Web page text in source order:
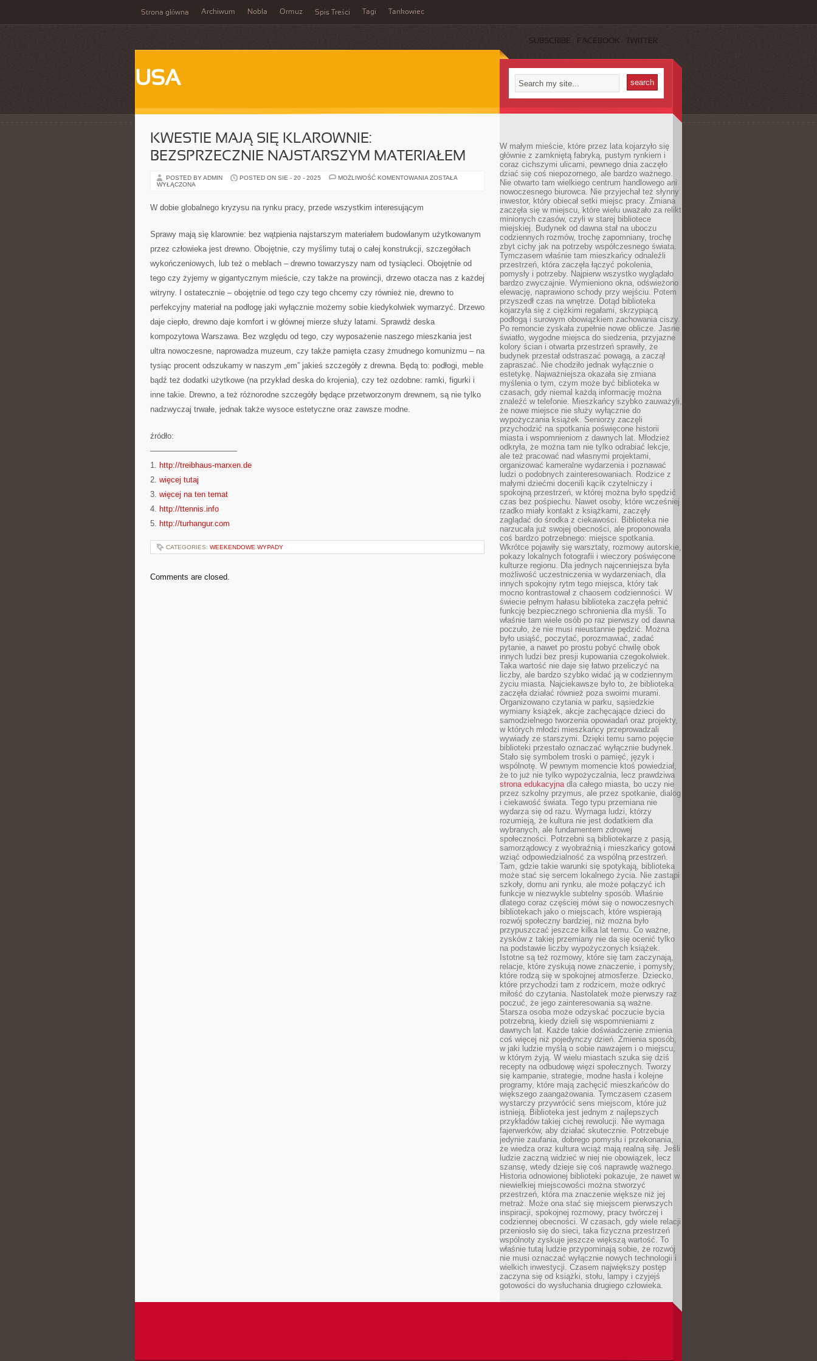
Strona główna Archiwum Nobla Ormuz Spis Treści Tagi Tankowiec
SUBSCRIBE FACEBOOK TWITTER
USA
KWESTIE MAJĄ SIĘ KLAROWNIE:
BEZSPRZECZNIE NAJSTARSZYM MATERIAŁEM
POSTED BY ADMIN POSTED ON SIE - 20 - 2025 MOŻLIWOŚĆ KOMENTOWANIA KWESTIE
ZOSTAŁA
WYŁĄCZONA
W dobie globalnego kryzysu na rynku pracy, przede wszystkim interesującym
Sprawy mają się klarownie: bez wątpienia najstarszym materiałem budowlanym użytkowanym
przez człowieka jest drewno. Obojętnie, czy myślimy tutaj o całej konstrukcji, szczegółach
wykończeniowych, lub też o meblach – drewno towarzyszy nam od tysiącleci. Obojętnie od
tego czy żyjemy w gigantycznym mieście, czy także na prowincji, drzewo otacza nas z każdej
witryny. I ostatecznie – obojętnie od tego czy tego chcemy czy również nie, drewno to
perfekcyjny materiał na podłogę jaki wyłącznie możemy sobie kiedykolwiek wymarzyć. Drzewo
daje ciepło, drewno daje komfort i w głównej mierze służy latami. Sprawdź deska
kompozytowa Warszawa. Bez względu od tego, czy wyposażenie naszego mieszkania jest
ultra nowoczesne, naprowadza muzeum, czy także pamięta czasy żmudnego komunizmu – na
tysiąc procent odszukamy w naszym „em” jakieś szczegóły z drewna. Będą to: podłogi, meble
bądź też dodatki użytkowe (na przykład deska do krojenia), czy też ozdobne: ramki, figurki i
inne takie. Drewno, a też różnorodne szczegóły będące przetworzonym drewnem, są nie tylko
nadzwyczaj trwałe, jednak także wysoce estetyczne oraz zawsze modne.
źródło:
———————————
1. http://treibhaus-marxen.de
2. więcej tutaj
3. więcej na ten temat
4. http://ttennis.info
5. http://turhangur.com
CATEGORIES: WEEKENDOWE WYPADY
Comments are closed.
W małym mieście, które przez lata kojarzyło się
głównie z zamkniętą fabryką, pustym rynkiem i
coraz cichszymi ulicami, pewnego dnia zaczęło
dziać się coś niepozornego, ale bardzo ważnego.
Nie otwarto tam wielkiego centrum handlowego ani
nowoczesnego biurowca. Nie przyjechał też słynny
inwestor, który obiecał setki miejsc pracy. Zmiana
zaczęła się w miejscu, które wielu uważało za relikt
minionych czasów, czyli w starej bibliotece
miejskiej. Budynek od dawna stał na uboczu
codziennych rozmów, trochę zapomniany, trochę
zbyt cichy jak na potrzeby współczesnego świata.
Tymczasem właśnie tam mieszkańcy odnaleźli
przestrzeń, która zaczęła łączyć pokolenia,
pomysły i potrzeby. Najpierw wszystko wyglądało
bardzo zwyczajnie. Wymieniono okna, odświeżono
elewację, naprawiono schody przy wejściu. Potem
przyszedł czas na wnętrze. Dotąd biblioteka
kojarzyła się z ciężkimi regałami, skrzypiącą
podłogą i surowym obowiązkiem zachowania ciszy.
Po remoncie zyskała zupełnie nowe oblicze. Jasne
światło, wygodne miejsca do siedzenia, przyjazne
kolory ścian i otwarta przestrzeń sprawiły, że
budynek przestał odstraszać powagą, a zaczął
zapraszać. Nie chodziło jednak wyłącznie o
estetykę. Najważniejsza okazała się zmiana
myślenia o tym, czym może być biblioteka w
czasach, gdy niemal każdą informację można
znaleźć w telefonie. Mieszkańcy szybko zauważyli,
że nowe miejsce nie służy wyłącznie do
wypożyczania książek. Seniorzy zaczęli
przychodzić na spotkania poświęcone historii
miasta i wspomnieniom z dawnych lat. Młodzież
odkryła, że można tam nie tylko odrabiać lekcje,
ale też pracować nad własnymi projektami,
organizować kameralne wydarzenia i poznawać
ludzi o podobnych zainteresowaniach. Rodzice z
małymi dziećmi docenili kącik czytelniczy i
spokojną przestrzeń, w której można było spędzić
czas bez pośpiechu. Nawet osoby, które wcześniej
rzadko miały kontakt z książkami, zaczęły
zaglądać do środka z ciekawości. Biblioteka nie
narzucała już swojej obecności, ale proponowała
coś bardzo potrzebnego: miejsce spotkania.
Wkrótce pojawiły się warsztaty, rozmowy autorskie,
pokazy lokalnych fotografii i wieczory poświęcone
kulturze regionu. Dla jednych najcenniejsza była
możliwość uczestniczenia w wydarzeniach, dla
innych spokojny rytm tego miejsca, który tak
mocno kontrastował z chaosem codzienności. W
świecie pełnym hałasu biblioteka zaczęła pełnić
funkcję bezpiecznego schronienia dla myśli. To
właśnie tam wiele osób po raz pierwszy od dawna
poczuło, że nie musi nieustannie pędzić. Można
było usiąść, poczytać, porozmawiać, zadać
pytanie, a nawet po prostu pobyć chwilę obok
innych ludzi bez presji kupowania czegokolwiek.
Taka wartość nie daje się łatwo przeliczyć na
liczby, ale bardzo szybko widać ją w codziennym
życiu miasta. Najciekawsze było to, że biblioteka
zaczęła działać również poza swoimi murami.
Organizowano czytania w parku, sąsiedzkie
wymiany książek, akcje zachęcające dzieci do
samodzielnego tworzenia opowiadań oraz projekty,
w których młodzi mieszkańcy przeprowadzali
wywiady ze starszymi. Dzięki temu samo pojęcie
biblioteki przestało oznaczać wyłącznie budynek.
Stało się symbolem troski o pamięć, język i
wspólnotę. W pewnym momencie ktoś powiedział,
że to już nie tylko wypożyczalnia, lecz prawdziwa
strona edukacyjnadla całego miasta, bo uczy nie
przez szkolny przymus, ale przez spotkanie, dialog
i ciekawość świata. Tego typu przemiana nie
wydarza się od razu. Wymaga ludzi, którzy
rozumieją, że kultura nie jest dodatkiem dla
wybranych, ale fundamentem zdrowej
społeczności. Potrzebni są bibliotekarze z pasją,
samorządowcy z wyobraźnią i mieszkańcy gotowi
wziąć odpowiedzialność za wspólną przestrzeń.
Tam, gdzie takie warunki się spotykają, biblioteka
może stać się sercem lokalnego życia. Nie zastąpi
szkoły, domu ani rynku, ale może połączyć ich
funkcje w niezwykle subtelny sposób. Właśnie
dlatego coraz częściej mówi się o nowoczesnych
bibliotekach jako o miejscach, które wspierają
rozwój społeczny bardziej, niż można było
przypuszczać jeszcze kilka lat temu. Co ważne,
zysków z takiej przemiany nie da się ocenić tylko
na podstawie liczby wypożyczonych książek.
Istotne są też rozmowy, które się tam zaczynają,
relacje, które zyskują nowe znaczenie, i pomysły,
które rodzą się w spokojnej atmosferze. Dziecko,
które przychodzi tam z rodzicem, może odkryć
miłość do czytania. Nastolatek może pierwszy raz
poczuć, że jego zainteresowania są ważne.
Starsza osoba może odzyskać poczucie bycia
potrzebną, kiedy dzieli się wspomnieniami z
dawnych lat. Każde takie doświadczenie zmienia
coś więcej niż pojedynczy dzień. Zmienia sposób,
w jaki ludzie myślą o sobie nawzajem i o miejscu,
w którym żyją. W wielu miastach szuka się dziś
recepty na odbudowę więzi społecznych. Tworzy
się kampanie, strategie, modne hasła i kolejne
programy, które mają zachęcić mieszkańców do
większego zaangażowania. Tymczasem czasem
wystarczy przywrócić sens miejscom, które już
istnieją. Biblioteka jest jednym z najlepszych
przykładów takiej cichej rewolucji. Nie wymaga
fajerwerków, aby działać skutecznie. Potrzebuje
jedynie zaufania, dobrego pomysłu i przekonania,
że wiedza oraz kultura wciąż mają realną siłę. Jeśli
ludzie zaczną widzieć w niej nie obowiązek, lecz
szansę, wtedy dzieje się coś naprawdę ważnego.
Historia odnowionej biblioteki pokazuje, że nawet w
niewielkiej miejscowości można stworzyć
przestrzeń, która ma znaczenie większe niż jej
metraż. Może ona stać się miejscem pierwszych
inspiracji, spokojnej rozmowy, pracy twórczej i
codziennej obecności. W czasach, gdy wiele relacji
przeniosło się do sieci, taka fizyczna przestrzeń
wspólnoty zyskuje jeszcze większą wartość. To
właśnie tutaj ludzie przypominają sobie, że rozwój
nie musi oznaczać wyłącznie nowych technologii i
wielkich inwestycji. Czasem największy postęp
zaczyna się od książki, stołu, lampy i czyjejś
gotowości do wysłuchania drugiego człowieka.